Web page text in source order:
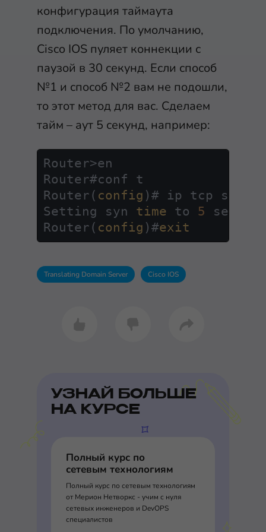
конфигурация таймаута
подключения. По умолчанию,
Cisco IOS пуляет коннекции с
паузой в 30 секунд. Если способ
№1 и способ №2 вам не подошли,
то этот метод для вас. Сделаем
тайм – аут 5 секунд, например:
Router>en
Router#conf t
Router( config )# ip tcp
Setting syn time to 5
Router( config )#exit
Translating Domain Server Cisco IOS
УЗНАЙ БОЛЬШЕ
НА КУРСЕ
Полный курс по
сетевым технологиям
Полный курс по сетевым технологиям
от Мерион Нетворкс - учим с нуля
сетевых инженеров и DevOPS
специалистов